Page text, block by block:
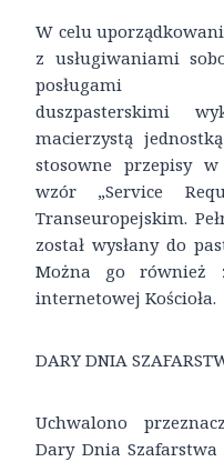
W celu
z usługiwaniami
posługami
duszpasterskimi
macierzystą
stosowne przepisy
wzór „Service
Transeuropejskim.
został wysłany do
Można go również
internetowej Kościoła.
DARY DNIA
Uchwalono
Dary Dnia